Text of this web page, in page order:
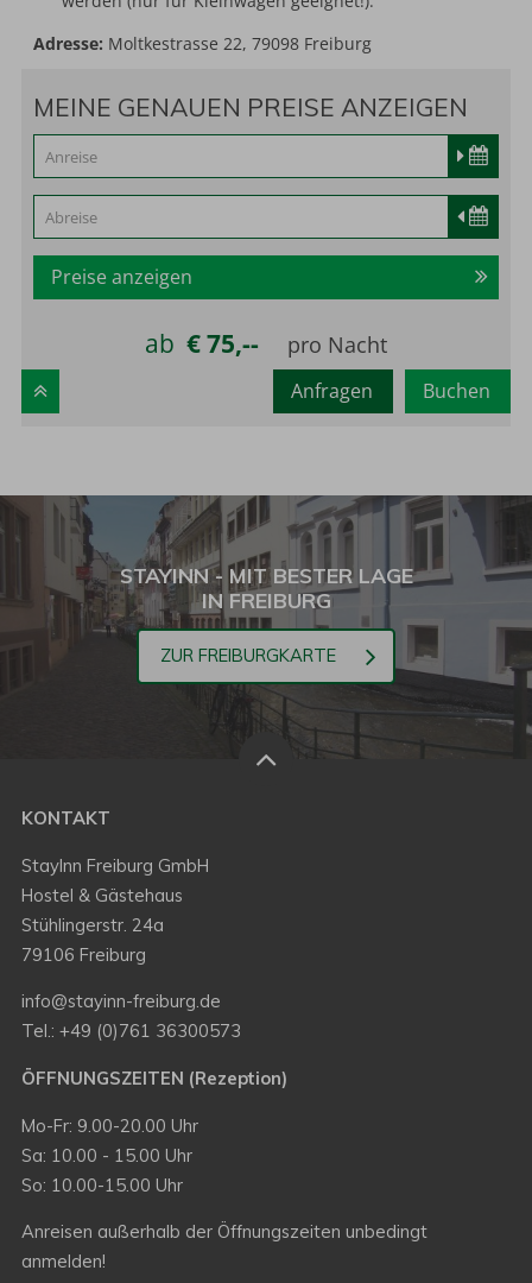
Adresse: Moltkestrasse 22, 79098 Freiburg
MEINE GENAUEN PREISE ANZEIGEN
Preise anzeigen
ab€ 75,--
Buchen
Anfragen
STAYINN - MIT BESTER LAGE
IN FREIBURG
ZUR FREIBURGKARTE
KONTAKT
StayInn Freiburg GmbH
Hostel & Gästehaus
Stühlingerstr. 24a
79106 Freiburg
info@stayinn-freiburg.de
Tel.: +49 (0)761 36300573
ÖFFNUNGSZEITEN (Rezeption)
Mo-Fr: 9.00-20.00 Uhr
Sa: 10.00 - 15.00 Uhr
So: 10.00-15.00 Uhr
Anreisen außerhalb der Öffnungszeiten unbedingt
anmelden!